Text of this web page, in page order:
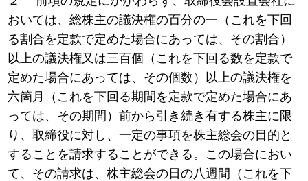
おいては、総株主の議決権の百分の一（これを下回
る割合を定款で定めた場合にあっては、その割合）
以上の議決権又は三百個（これを下回る数を定款で
定めた場合にあっては、その個数）以上の議決権を
六箇月（これを下回る期間を定款で定めた場合にあ
っては、その期間）前から引き続き有する株主に限
り、取締役に対し、一定の事項を株主総会の目的と
することを請求することができる。この場合におい
て、その請求は、株主総会の日の八週間（これを下